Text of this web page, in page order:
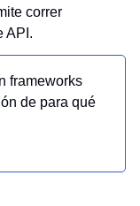
correr
API.
frameworks
de para qué